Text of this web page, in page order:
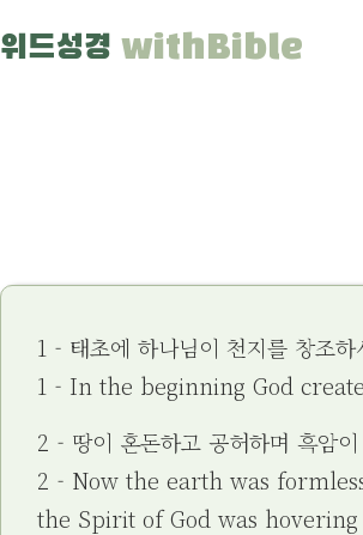
위드성경 withBible
1 - 태초에 하나님이 천지를 창조하
1 - In the beginning God
2 - 땅이 혼돈하고 공허하며 흑암
2 - Now the earth was
the Spirit of God was